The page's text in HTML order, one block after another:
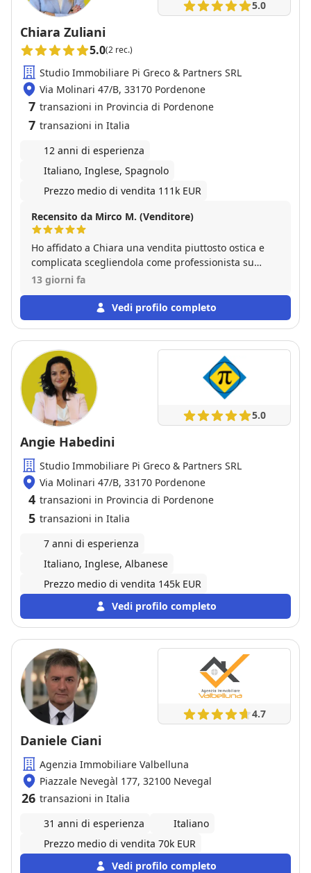
5.0
Chiara Zuliani
5.0(2 rec.)
Studio Immobiliare Pi Greco & Partners SRL
Via Molinari 47/B, 33170 Pordenone
7 transazioni in Provincia di Pordenone
7 transazioni in Italia
12 anni di esperienza
Italiano, Inglese, Spagnolo
Prezzo medio di vendita 111k EUR
Recensito da Mirco M. (Venditore)
Ho affidato a Chiara una vendita piuttosto ostica e
complicata scegliendola come professionista su
segnalazione di amici che avevano avuto un ottimo
dubbio la scelta si è rivelata eccellente. Sempre
disponibile e sorridente ha risolto con competenza
dovuto affrontare. E’ stata davvero una bella
esperienza che si è conclusa con successo!
13 giorni fa
Vedi profilo completo
5.0
Angie Habedini
Studio Immobiliare Pi Greco & Partners SRL
Via Molinari 47/B, 33170 Pordenone
4 transazioni in Provincia di Pordenone
5 transazioni in Italia
7 anni di esperienza
Italiano, Inglese, Albanese
Prezzo medio di vendita 145k EUR
Vedi profilo completo
4.7
Daniele Ciani
Agenzia Immobiliare Valbelluna
Piazzale Nevegàl 177, 32100 Nevegal
26 transazioni in Italia
31 anni di esperienza
Italiano
Prezzo medio di vendita 70k EUR
Vedi profilo completo